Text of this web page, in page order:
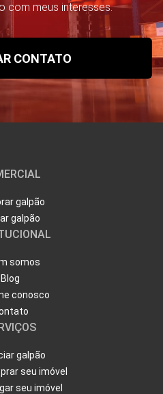
com meus interesses.
galpão
galpão
somos
Blog
conosco
galpão
seu imóvel
seu imóvel